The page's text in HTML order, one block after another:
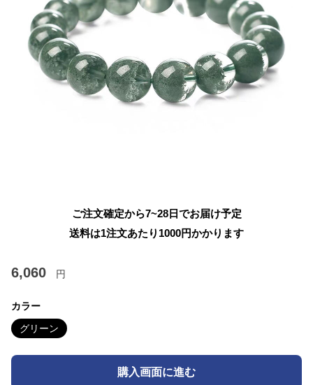
ご注文確定から7~28日でお届け予定
送料は1注文あたり 1000円かかります
6,060 円
カラー
グリーン
購入画面に進む